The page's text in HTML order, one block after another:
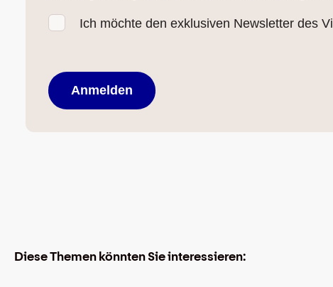
Ich möchte den exklusiven Newsletter des
Diese Themen könnten Sie interessieren: